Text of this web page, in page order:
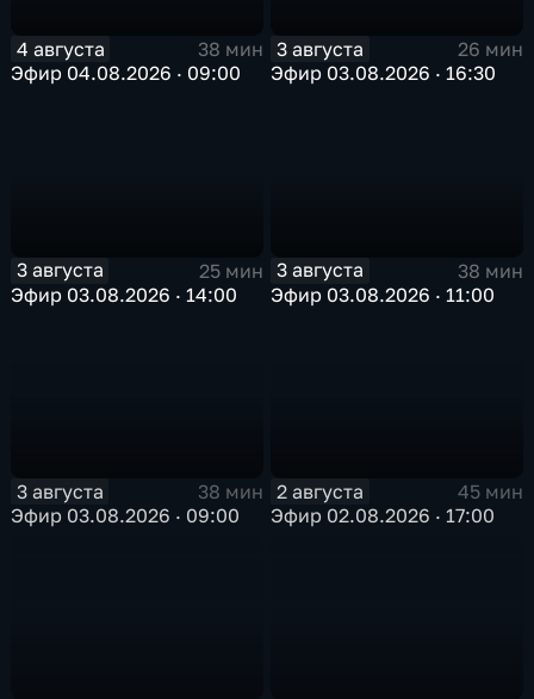
4 августа
38 мин
Эфир 04.08.2026 · 09:00
3 августа
26 мин
Эфир 03.08.2026 · 16:30
3 августа
25 мин
Эфир 03.08.2026 · 14:00
3 августа
38 мин
Эфир 03.08.2026 · 11:00
3 августа
38 мин
Эфир 03.08.2026 · 09:00
2 августа
45 мин
Эфир 02.08.2026 · 17:00